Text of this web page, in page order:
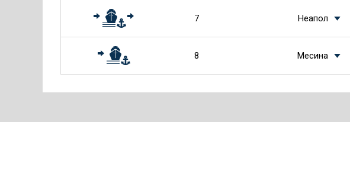
7 Неапол
8 Месина